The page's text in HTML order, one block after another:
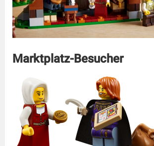
Marktplatz-Besucher